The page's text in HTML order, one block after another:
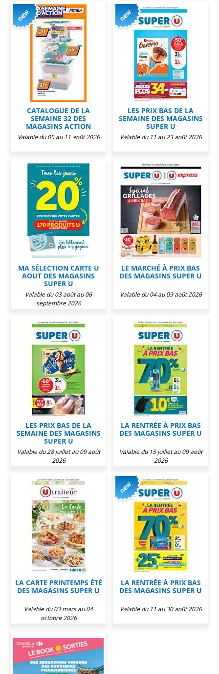
CATALOGUE DE LA
SEMAINE 32 DES
MAGASINS ACTION
Valable du 05 au 11 août 2026
LES PRIX BAS DE LA
SEMAINE DES MAGASINS
SUPER U
Valable du 11 au 23 août 2026
MA SÉLECTION CARTE U
AOUT DES MAGASINS
SUPER U
Valable du 03 août au 06
septembre 2026
LE MARCHÉ À PRIX BAS
DES MAGASINS SUPER U
Valable du 04 au 09 août 2026
LES PRIX BAS DE LA
SEMAINE DES MAGASINS
SUPER U
Valable du 28 juillet au 09 août
2026
LA RENTRÉE À PRIX BAS
DES MAGASINS SUPER U
Valable du 15 juillet au 09 août
2026
LA CARTE PRINTEMPS ÉTÉ
DES MAGASINS SUPER U
Valable du 03 mars au 04
octobre 2026
LA RENTRÉE À PRIX BAS
DES MAGASINS SUPER U
Valable du 11 au 30 août 2026